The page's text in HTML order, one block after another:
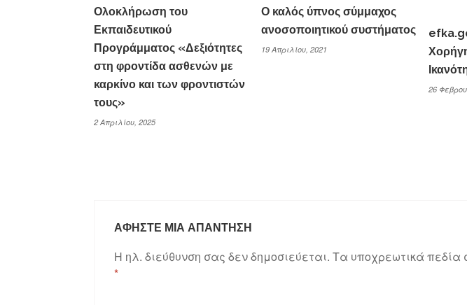
Ολοκλήρωση του
Εκπαιδευτικού
Προγράμματος «Δεξιότητες
στη φροντίδα ασθενών με
καρκίνο και των φροντιστών
τους»
2 Απριλίου, 2025
Ο καλός ύπνος σύμμαχος
ανοσοποιητικού συστήματος
19 Απριλίου, 2021
26
ΑΦΉΣΤΕ ΜΙΑ ΑΠΆΝΤΗΣΗ
Η ηλ. διεύθυνση σας δεν δημοσιεύεται. Τα υποχρεωτικά πεδία
*